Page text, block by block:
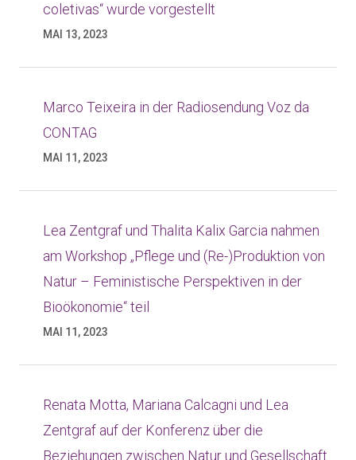
coletivas“ wurde vorgestellt
MAI 13, 2023
Marco Teixeira in der Radiosendung Voz da
CONTAG
MAI 11, 2023
Lea Zentgraf und Thalita Kalix Garcia nahmen
am Workshop „Pflege und (Re-)Produktion von
Natur – Feministische Perspektiven in der
Bioökonomie“ teil
MAI 11, 2023
Renata Motta, Mariana Calcagni und Lea
Zentgraf auf der Konferenz über die
Beziehungen zwischen Natur und Gesellschaft